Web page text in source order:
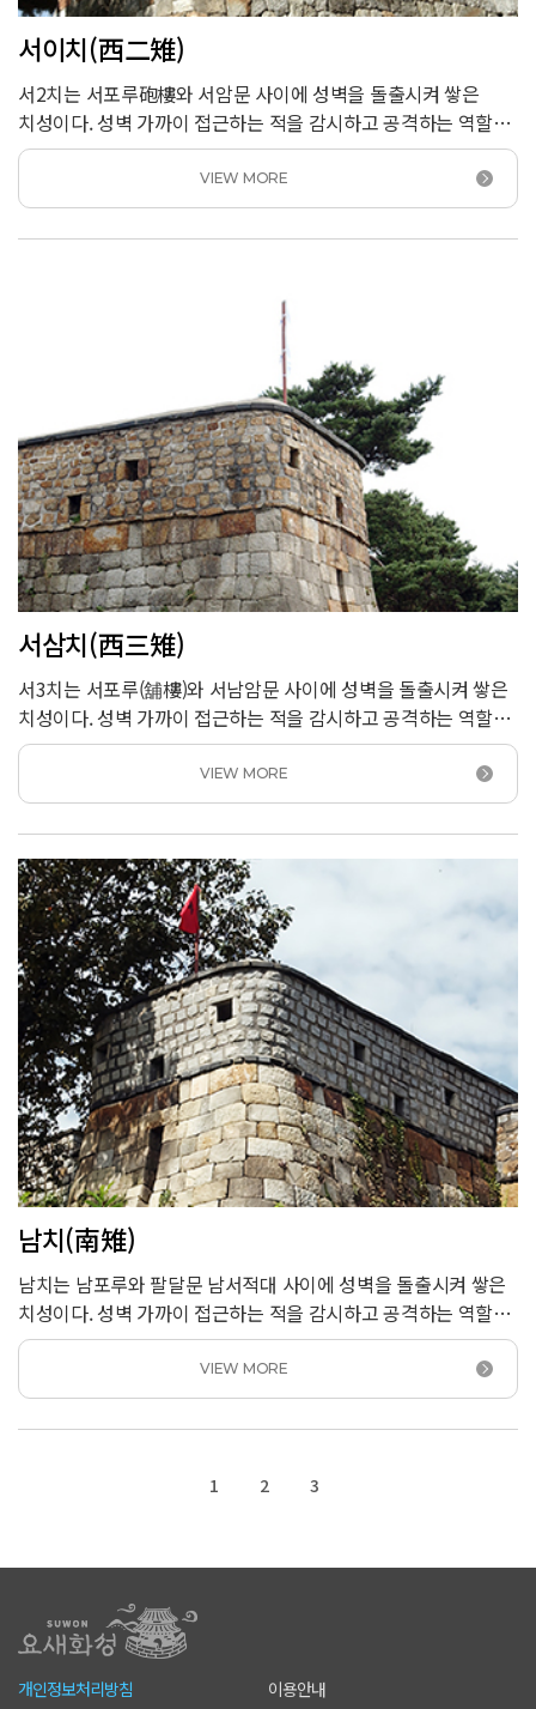
서이치(西二雉)
서2치는 서포루砲樓와 서암문 사이에 성벽을 돌출시켜 쌓은
치성이다. 성벽 가까이 접근하는 적을 감시하고 공격하는 역할을
했다. 성벽에 8곳, 용도에 2곳의 치성이 설치되어 있는데 지형에
따라 형태가 조금씩 다르다.<br /> 서2치는 팔달산 정상으로
향하는 급한 경사지에 자리잡고 있어 규모가 작다. 붉은 빛을 띤
다양한 크기의 성돌이 잘 남아 있는데, 평지 성벽보다 규모가 큰
VIEW MORE
서삼치(西三雉)
서3치는 서포루(舖樓)와 서남암문 사이에 성벽을 돌출시켜 쌓은
치성이다. 성벽 가까이 접근하는 적을 감시하고 공격하는 역할을
했다. 성벽에 8곳, 용도에 2곳의 치성이 설치되어 있는데 지형에
따라 형태가 조금씩 다르다. 서3치 바깥은 지형이 비교적
평탄하여 팔달산에 설치한 다른 치성에 비해 길이가 길다. 치성
안쪽으로 여장에서 1m 정도 돌출한 담을 쌓고 가운데 출입구를
냈다. 적대와 비슷한 구조는 서3치와 남치에서만 볼 수 있다.
VIEW MORE
남치(南雉)
남치는 남포루와 팔달문 남서적대 사이에 성벽을 돌출시켜 쌓은
치성이다. 성벽 가까이 접근하는 적을 감시하고 공격하는 역할을
했다. 화성에는 성벽에 8곳, 용도에 2곳의 치성이 설치되어
있는데 지형에 따라 형태가 조금씩 다르다. 남치는 서쪽 경사지에
만들었기 때문에 치성의 길이가 짧고 폭도 좁다. 서3치와
마찬가지로 치성 안쪽에 돌로 담을 쌓고 출입구를 냈는데 이
VIEW MORE
1 2 3
개인정보처리방침 이용안내